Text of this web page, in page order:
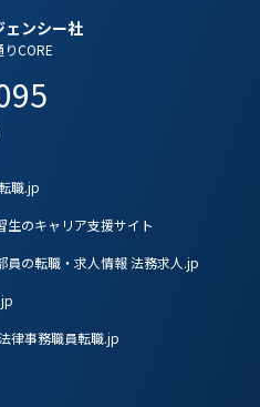
ェンシー社
CORE
職.jp
生のキャリア支援サイト
員の転職・求人情報 法務求人.jp
律事務職員転職.jp